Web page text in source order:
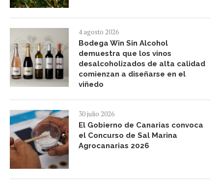
4 agosto 2026
Bodega Win Sin Alcohol
demuestra que los vinos
desalcoholizados de alta calidad
comienzan a diseñarse en el
viñedo
30 julio 2026
El Gobierno de Canarias convoca
el Concurso de Sal Marina
Agrocanarias 2026